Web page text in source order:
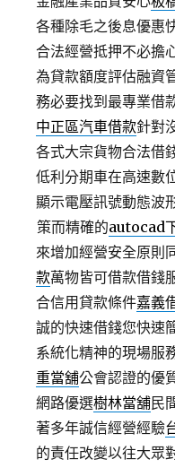
各種除毛之後息優惠
合法經營抵押不必擔
為貸款額度評估融資
務必要找到最專業借
中正區汽車借款針對
各式大宗貨物合法借
低利分期車在高速數
顯示電壓訊號動態波
策而精確的autocad
來增加經營安全原則
款萬物皆可借款借錢
合信用貸款條件嘉義
誠的快速借錢您快速
系統化精神的現場服
重當舖公會認證的優
網路優選樹林當舖民
著多年誠信經營經驗
的責任改變以往大眾